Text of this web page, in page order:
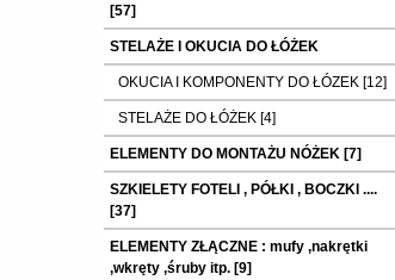
[57]
STELAŻE I OKUCIA DO ŁÓŻEK
OKUCIA I KOMPONENTY DO ŁÓZEK [12]
STELAŻE DO ŁÓŻEK [4]
ELEMENTY DO MONTAŻU NÓŻEK [7]
SZKIELETY FOTELI , PÓŁKI , BOCZKI ....
[37]
ELEMENTY ZŁĄCZNE : mufy ,nakrętki
,wkręty ,śruby itp. [9]